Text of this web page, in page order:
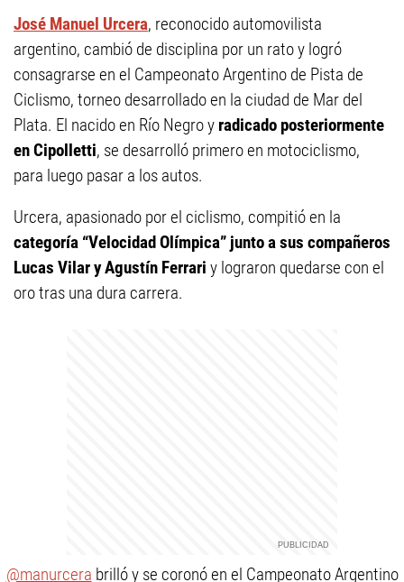
José Manuel Urcera, reconocido automovilista
argentino, cambió de disciplina por un rato y logró
consagrarse en el Campeonato Argentino de Pista de
Ciclismo, torneo desarrollado en la ciudad de Mar del
Plata. El nacido en Río Negro y radicado posteriormente
en Cipolletti, se desarrolló primero en motociclismo,
para luego pasar a los autos.
Urcera, apasionado por el ciclismo, compitió en la
categoría “Velocidad Olímpica” junto a sus compañeros
Lucas Vilar y Agustín Ferrari y lograron quedarse con el
oro tras una dura carrera.
@manurcera brilló y se coronó en el Campeonato Argentino